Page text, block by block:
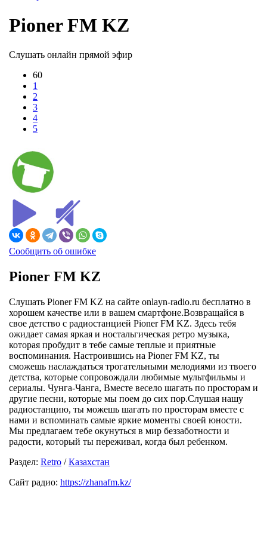
Pioner FM KZ
Слушать онлайн прямой эфир
60
1
2
3
4
5
Сообщить об ошибке
Pioner FM KZ
Слушать Pioner FM KZ на сайте onlayn-radio.ru бесплатно в
хорошем качестве или в вашем смартфоне.Возвращайся в
свое детство с радиостанцией Pioner FM KZ. Здесь тебя
ожидает самая яркая и ностальгическая ретро музыка,
которая пробудит в тебе самые теплые и приятные
воспоминания. Настроившись на Pioner FM KZ, ты
сможешь наслаждаться трогательными мелодиями из твоего
детства, которые сопровождали любимые мультфильмы и
сериалы. Чунга-Чанга, Вместе весело шагать по просторам и
другие песни, которые мы поем до сих пор.Слушая нашу
радиостанцию, ты можешь шагать по просторам вместе с
нами и вспоминать самые яркие моменты своей юности.
Мы предлагаем тебе окунуться в мир беззаботности и
радости, который ты переживал, когда был ребенком.
Раздел: Retro /Казахстан
Сайт радио: https://zhanafm.kz/